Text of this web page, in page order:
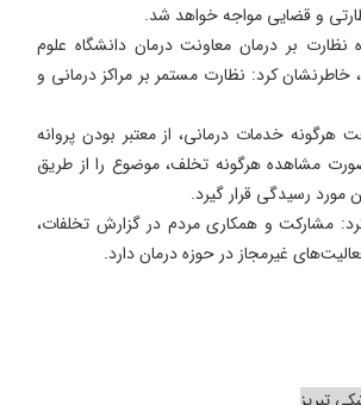
و قضایی مواجه خواهد شد.
بر درمان معاونت درمان دانشگاه علوم
خاطرنشان کرد: نظارت مستمر بر مراکز درمانی و
خدمات درمانی، از معتبر بودن پروانه
مشاهده هرگونه تخلف، موضوع را از طریق
مشارکت و همکاری مردم در گزارش تخلفات،
غیرمجاز در حوزه درمان دارد.